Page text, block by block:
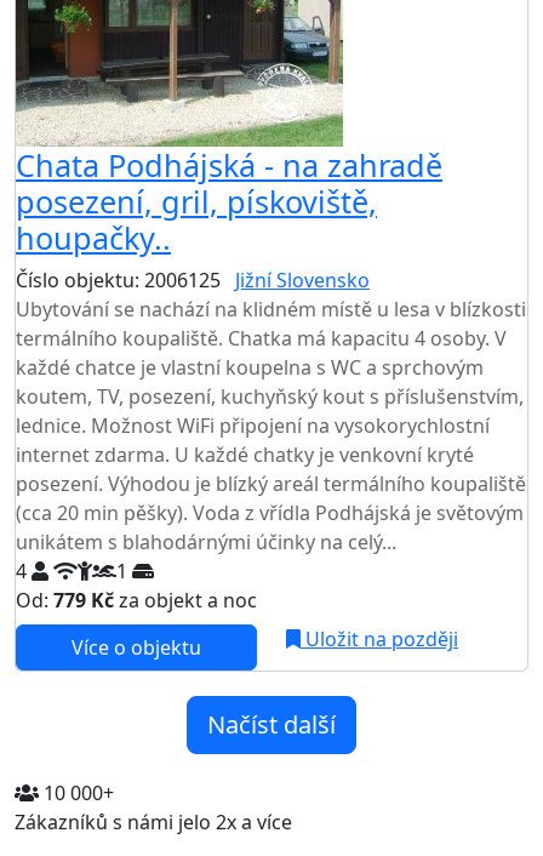
Chata Podhájská - na zahradě
posezení, gril, pískoviště,
houpačky..
Číslo objektu: 2006125 Jižní Slovensko
Ubytování se nachází na klidném místě u lesa v blízkosti
termálního koupaliště. Chatka má kapacitu 4 osoby. V
každé chatce je vlastní koupelna s WC a sprchovým
koutem, TV, posezení, kuchyňský kout s příslušenstvím,
lednice. Možnost WiFi připojení na vysokorychlostní
internet zdarma. U každé chatky je venkovní kryté
posezení. Výhodou je blízký areál termálního koupaliště
(cca 20 min pěšky). Voda z vřídla Podhájská je světovým
unikátem s blahodárnými účinky na celý...
4
1
Od: 779 Kčza objekt a noc
Více o objektu
Uložit na později
Načíst další
10 000+
Zákazníků s námi jelo 2x a více